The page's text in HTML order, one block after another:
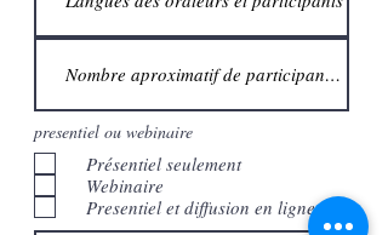
presentiel ou webinaire
Présentiel seulement
Webinaire
Presentiel et diffusion en ligne